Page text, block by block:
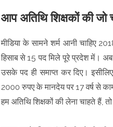
आप अतिथि शिक्षकों की जो
मीडिया के सामने शर्म आनी चाहिए
हिसाब से 15 पद मिले पूरे प्रदेश में। अब
उसके पद ही समाप्त कर दिए।
2000 रुपए के मानदेय पर 17 वर्ष से
हम अतिथि शिक्षकों की लेना चाहते हैं,